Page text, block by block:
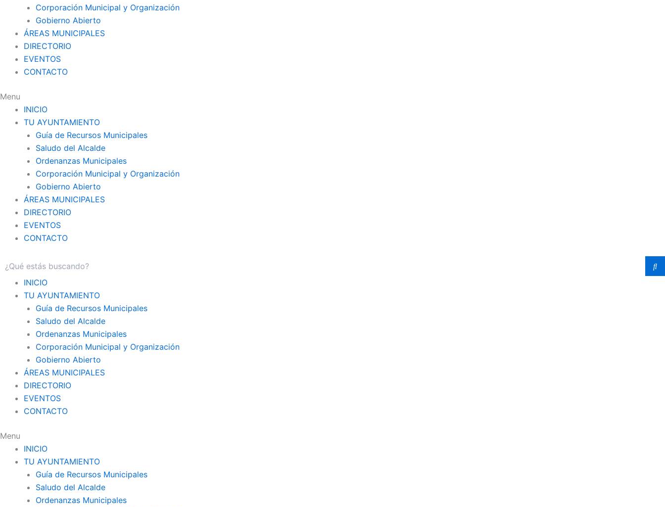
Corporación Municipal y Organización
Gobierno Abierto
ÁREAS MUNICIPALES
DIRECTORIO
EVENTOS
CONTACTO
Menu
INICIO
TU AYUNTAMIENTO
Guía de Recursos Municipales
Saludo del Alcalde
Ordenanzas Municipales
Corporación Municipal y Organización
Gobierno Abierto
ÁREAS MUNICIPALES
DIRECTORIO
EVENTOS
CONTACTO
INICIO
TU AYUNTAMIENTO
Guía de Recursos Municipales
Saludo del Alcalde
Ordenanzas Municipales
Corporación Municipal y Organización
Gobierno Abierto
ÁREAS MUNICIPALES
DIRECTORIO
EVENTOS
CONTACTO
Menu
INICIO
TU AYUNTAMIENTO
Guía de Recursos Municipales
Saludo del Alcalde
Ordenanzas Municipales